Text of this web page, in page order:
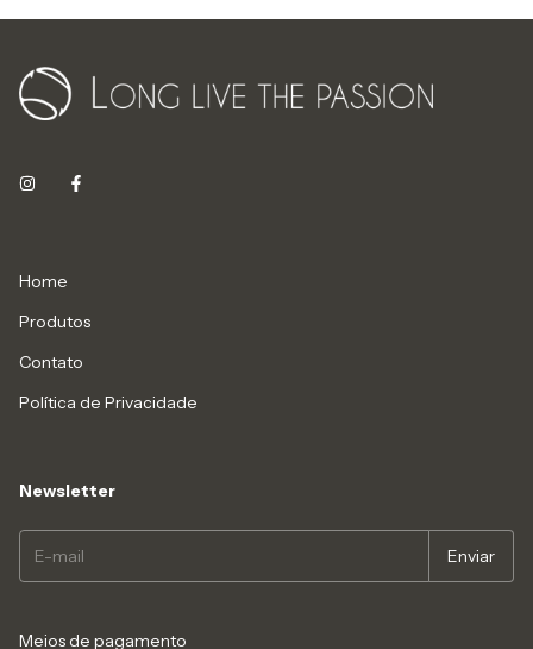
Home
Produtos
Contato
Política de Privacidade
Newsletter
Meios de pagamento